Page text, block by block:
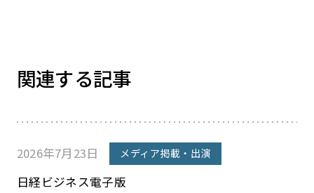
関連する記事
2026年7月23日 メディア掲載・出演
日経ビジネス電子版